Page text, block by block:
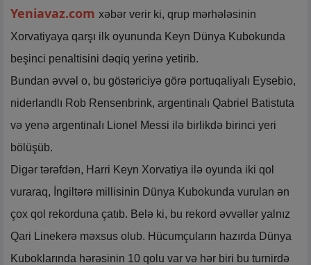
Yeniavaz.com xəbər verir ki, qrup mərhələsinin
Xorvatiyaya qarşı ilk oyununda Keyn Dünya Kubokunda
beşinci penaltisini dəqiq yerinə yetirib.
Bundan əvvəl o, bu göstəriciyə görə portuqaliyalı Eysebio,
niderlandlı Rob Rensenbrink, argentinalı Qabriel Batistuta
və yenə argentinalı Lionel Messi ilə birlikdə birinci yeri
bölüşüb.
Digər tərəfdən, Harri Keyn Xorvatiya ilə oyunda iki qol
vuraraq, İngiltərə millisinin Dünya Kubokunda vurulan ən
çox qol rekorduna çatıb. Belə ki, bu rekord əvvəllər yalnız
Qari Linekerə məxsus olub. Hücumçuların hazırda Dünya
Kuboklarında hərəsinin 10 qolu var və hər biri bu turnirdə